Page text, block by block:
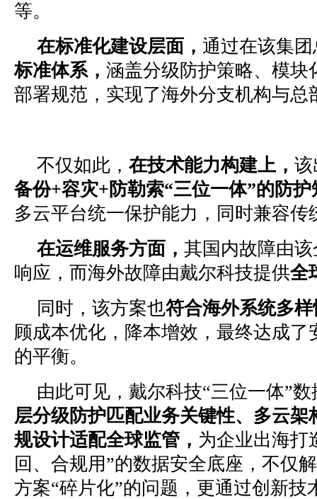
等。
在标准化建设层面， 通过在该集
标准体系， 涵盖分级防护策略、模块
部署规范，实现了海外分支机构与总
不仅如此， 在技术能力构建上， 该
备份+容灾+防勒索“三位一体”的防护
多云平台统一保护能力，同时兼容传
在运维服务方面 ， 其国内故障由
响应，而海外故障由戴尔科技提供全
同时，该方案也符合海外系统多
顾成本优化，降本增效，最终达成了
的平衡。
由此可见，戴尔科技“三位一体”
层分级防护匹配业务关键性、多云架
规设计适配全球监管， 为企业出海打
回、合规用”的数据安全底座，不仅
方案“碎片化”的问题，更通过创新技